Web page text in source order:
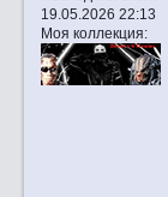
19.05.2026 22:13
Моя коллекция: